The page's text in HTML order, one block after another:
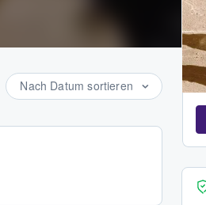
Nach Datum sortieren